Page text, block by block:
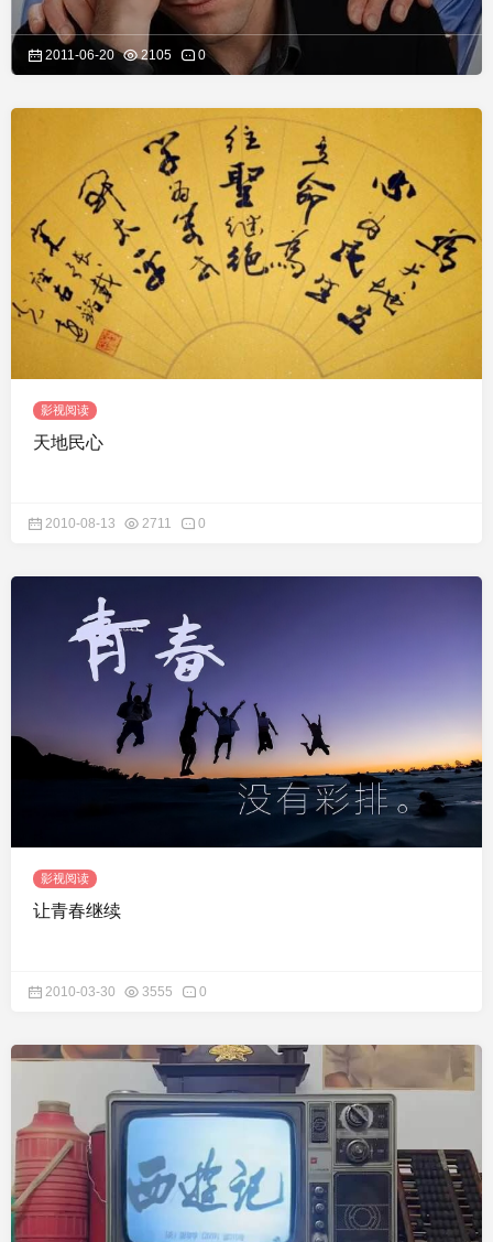
2011-06-20 2105 0
影视阅读
天地民心
2010-08-13 2711 0
影视阅读
让青春继续
2010-03-30 3555 0